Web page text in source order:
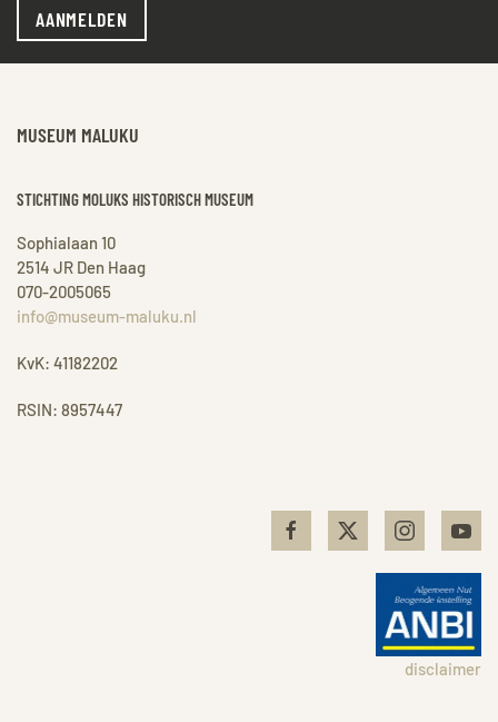
AANMELDEN
MUSEUM MALUKU
STICHTING MOLUKS HISTORISCH MUSEUM
Sophialaan 10
2514 JR Den Haag
070-2005065
info@museum-maluku.nl
KvK: 41182202
RSIN: 8957447
disclaimer